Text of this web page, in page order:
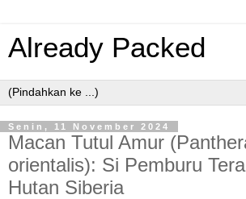
Already Packed
Senin, 11 November 2024
Macan Tutul Amur
orientalis): Si Pemburu
Hutan Siberia